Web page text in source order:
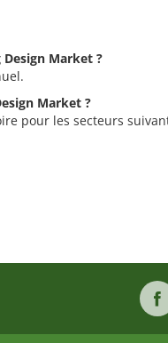
Market ?
Market ?
pour les secteurs